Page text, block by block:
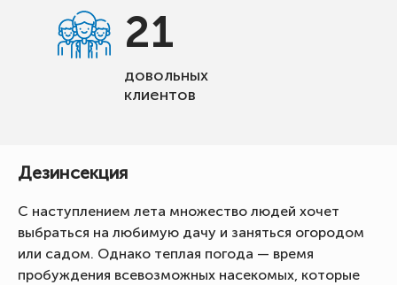
21
довольных
клиентов
Дезинсекция
С наступлением лета множество людей хочет
выбраться на любимую дачу и заняться огородом
или садом. Однако теплая погода — время
пробуждения всевозможных насекомых, которые